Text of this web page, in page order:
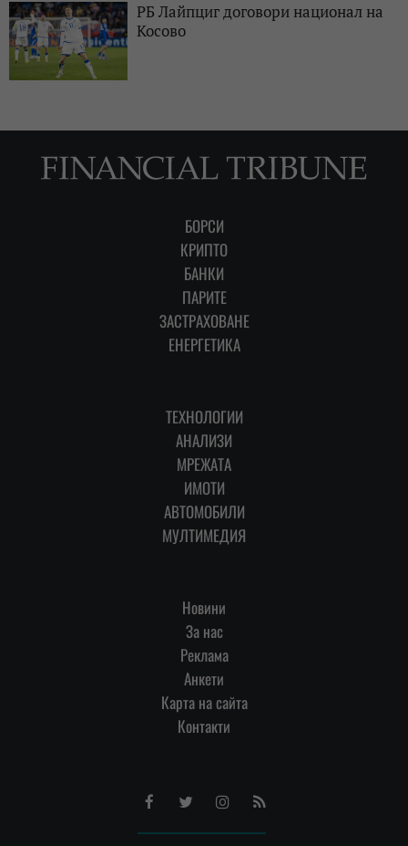
РБ Лайпциг договори национал на
Косово
БОРСИ
КРИПТО
БАНКИ
ПАРИТЕ
ЗАСТРАХОВАНЕ
ЕНЕРГЕТИКА
ТЕХНОЛОГИИ
АНАЛИЗИ
МРЕЖАТА
ИМОТИ
АВТОМОБИЛИ
МУЛТИМЕДИЯ
Новини
За нас
Реклама
Анкети
Карта на сайта
Контакти
FacebookTwitterInstagram
RSS